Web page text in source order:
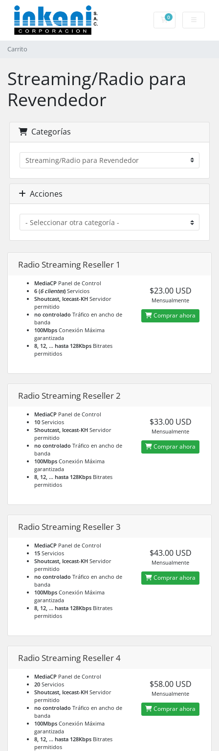
0Carrito
Carrito
Streaming/Radio para
Revendedor
Categorías
Acciones
Radio Streaming Reseller 1
MediaCP Panel de Control
6 (6 clientes) Servicios
Shoutcast, Icecast-KH Servidor
permitido
no controlado Tráfico en ancho de
banda
100Mbps Conexión Máxima
garantizada
8, 12, ... hasta 128Kbps Bitrates
permitidos
$23.00 USD
Mensualmente
Comprar ahora
Radio Streaming Reseller 2
MediaCP Panel de Control
10 Servicios
Shoutcast, Icecast-KH Servidor
permitido
no controlado Tráfico en ancho de
banda
100Mbps Conexión Máxima
garantizada
8, 12, ... hasta 128Kbps Bitrates
permitidos
$33.00 USD
Mensualmente
Comprar ahora
Radio Streaming Reseller 3
MediaCP Panel de Control
15 Servicios
Shoutcast, Icecast-KH Servidor
permitido
no controlado Tráfico en ancho de
banda
100Mbps Conexión Máxima
garantizada
8, 12, ... hasta 128Kbps Bitrates
permitidos
$43.00 USD
Mensualmente
Comprar ahora
Radio Streaming Reseller 4
MediaCP Panel de Control
20 Servicios
Shoutcast, Icecast-KH Servidor
permitido
no controlado Tráfico en ancho de
banda
100Mbps Conexión Máxima
garantizada
8, 12, ... hasta 128Kbps Bitrates
permitidos
$58.00 USD
Mensualmente
Comprar ahora